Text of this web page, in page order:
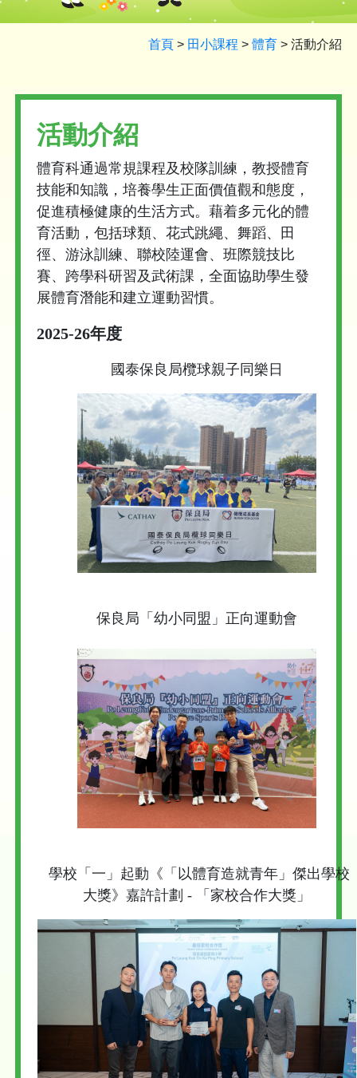
首頁 > 田小課程 > 體育 > 活動介紹
活動介紹
體育科通過常規課程及校隊訓練，教授體育
技能和知識，培養學生正面價值觀和態度，
促進積極健康的生活方式。藉着多元化的體
育活動，包括球類、花式跳繩、舞蹈、田
徑、游泳訓練、聯校陸運會、班際競技比
賽、跨學科研習及武術課，全面協助學生發
展體育潛能和建立運動習慣。
2025-26年度
國泰保良局欖球親子同樂日
保良局「幼小同盟」正向運動會
學校「一」起動《「以體育造就青年」傑出學校
大獎》嘉許計劃 - 「家校合作大獎」